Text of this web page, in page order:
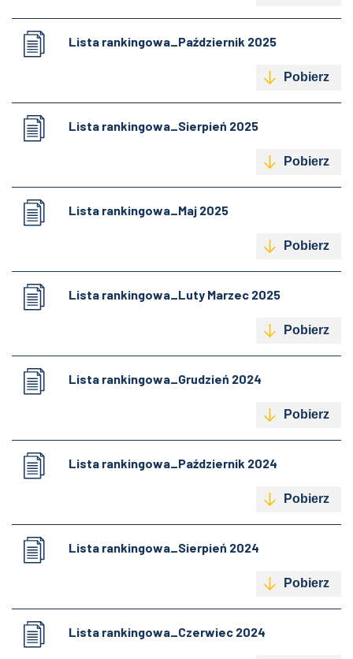
Lista rankingowa_Październik 2025
Pobierz
Lista rankingowa_Sierpień 2025
Pobierz
Lista rankingowa_Maj 2025
Pobierz
Lista rankingowa_Luty Marzec 2025
Pobierz
Lista rankingowa_Grudzień 2024
Pobierz
Lista rankingowa_Październik 2024
Pobierz
Lista rankingowa_Sierpień 2024
Pobierz
Lista rankingowa_Czerwiec 2024